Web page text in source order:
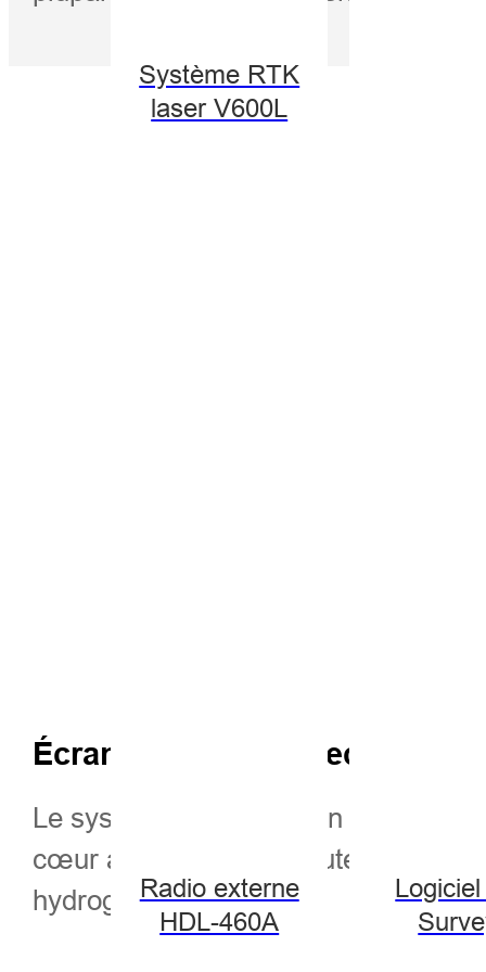
Système RTK
laser V600L
Radio externe
HDL-460A
Écran 15 pouces avec PC
Le système d'exploitation Windows
cœur à 1,92 GHz, exécute en
hydrographique.